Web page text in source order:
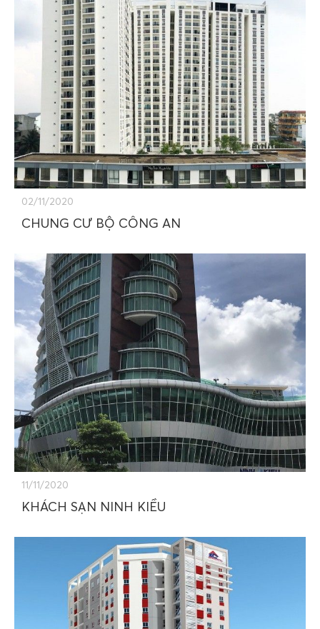
02/11/2020
CHUNG CƯ BỘ CÔNG AN
11/11/2020
KHÁCH SẠN NINH KIỀU